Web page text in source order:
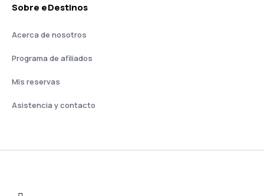
Sobre eDestinos
Acerca de nosotros
Programa de afiliados
Mis reservas
Asistencia y contacto